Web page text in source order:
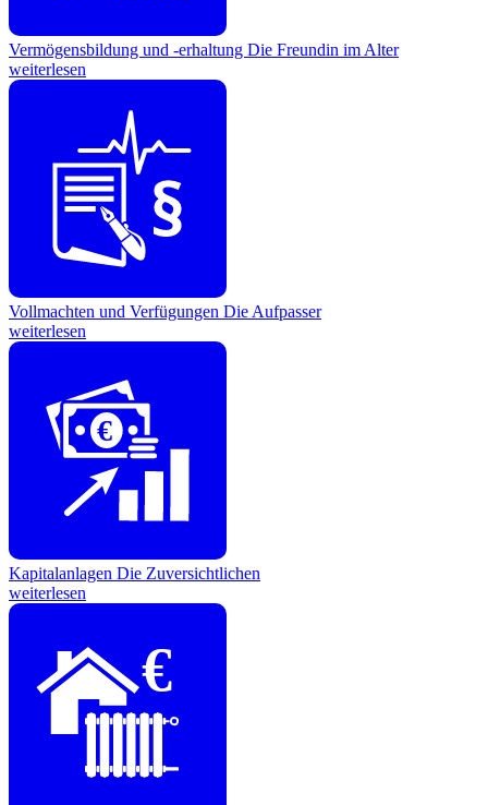
Vermögensbildung und -erhaltung Die Freundin im Alter
weiterlesen
Vollmachten und Verfügungen Die Aufpasser
weiterlesen
€
Kapitalanlagen Die Zuversichtlichen
weiterlesen
€